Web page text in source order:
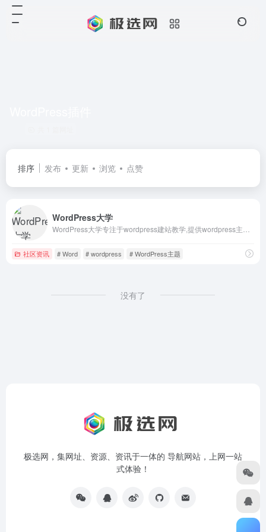
排序 发布 更新 浏览 点赞
WordPress大学
社区资讯 # Word # wordpress # WordPress主题
没有了
极选网，集网址、资源、资讯于一体的 导航网站，上网一站
式体验！